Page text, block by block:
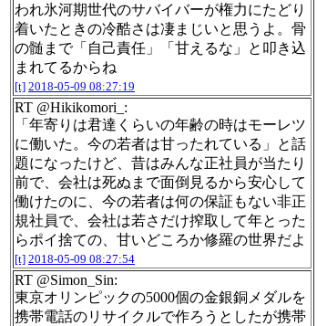
われ氷河期世代のサバイバーが権力にたどり
着いたときの冷酷さは凄まじいと思うよ。骨
の髄まで「自己責任」「甘えるな」と叩き込
まれてるからね
[t] 2018-05-09 08:27:19
RT @Hikikomori_:
「年寄りは君達くらいの年齢の時はモーレツ
に働いた。今の若者は甘ったれている」と話
題になったけど、昔はみんな正社員が当たり
前で、会社は死ぬまで面倒見るから安心して
働けたのに、今の若者は何の保証もない非正
規社員で、会社は若さだけ搾取して年とった
らポイ捨ての、甘いどころか修羅の世界だよ
[t] 2018-05-09 08:27:54
RT @Simon_Sin:
東京オリンピックの5000個の金銀銅メダルを
携帯電話のリサイクルで作ろうとしたが携帯